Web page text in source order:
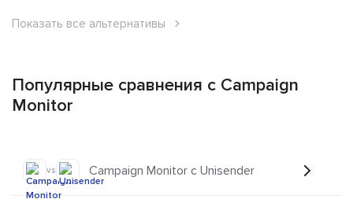
Показать все альтернативы
Популярные сравнения с Campaign
Monitor
vs Campaign Monitor с Unisender